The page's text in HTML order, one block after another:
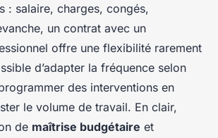
: salaire, charges, congés,
un contrat avec un
offre une flexibilité rarement
d’adapter la fréquence selon
des interventions en
le volume de travail. En clair,
de maîtrise budgétaire et